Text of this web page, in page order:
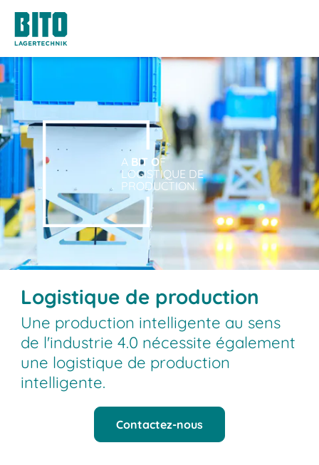
A BIT OF
LOGISTIQUE DE
PRODUCTION.
Logistique de production
Une production intelligente au sens
de l'industrie 4.0 nécessite également
une logistique de production
intelligente.
Contactez-nous